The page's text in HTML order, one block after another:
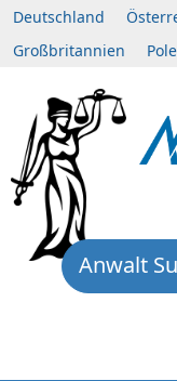
Deutschland
Großbritannien
Anwalt